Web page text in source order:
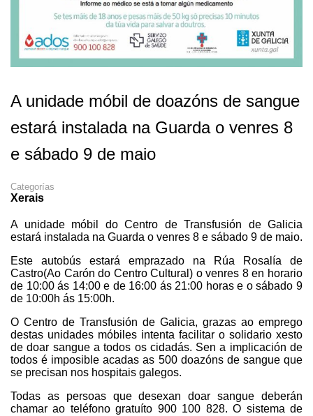
A unidade móbil de doazóns de sangue
estará instalada na Guarda o venres 8
e sábado 9 de maio
Categorías
Xerais
A unidade móbil do Centro de Transfusión de Galicia
estará instalada na Guarda o venres 8 e sábado 9 de maio.
Este autobús estará emprazado na Rúa Rosalía de
Castro(Ao Carón do Centro Cultural) o venres 8 en horario
de 10:00 ás 14:00 e de 16:00 ás 21:00 horas e o sábado 9
de 10:00h ás 15:00h.
O Centro de Transfusión de Galicia, grazas ao emprego
destas unidades móbiles intenta facilitar o solidario xesto
de doar sangue a todos os cidadás. Sen a implicación de
todos é imposible acadas as 500 doazóns de sangue que
se precisan nos hospitais galegos.
Todas as persoas que desexan doar sangue deberán
chamar ao teléfono gratuíto 900 100 828. O sistema de